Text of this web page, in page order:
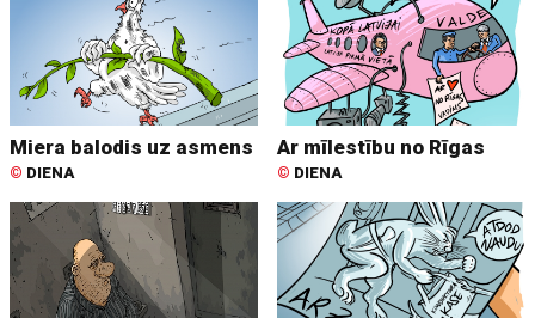
Miera balodis uz asmens
© DIENA
Ar mīlestību no Rīgas
© DIENA